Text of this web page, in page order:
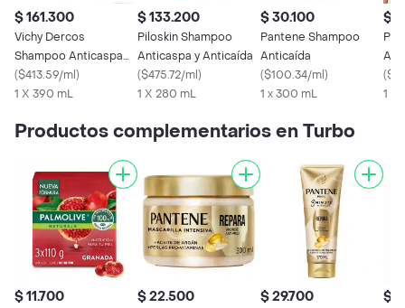
$ 161.300
Vichy Dercos
Shampoo Anticaspa
Cabello Graso
($413.59/ml)
1 X 390 mL
$ 133.200
Piloskin Shampoo
Anticaspa y Anticaída
($475.72/ml)
1 X 280 mL
$ 30.100
Pantene Shampoo
Anticaída
($100.34/ml)
1 x 300 mL
$
(
1 X
Productos complementarios en Turbo
$ 11.700 $ 22.500 $ 29.700 $